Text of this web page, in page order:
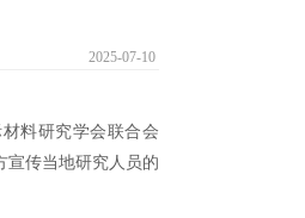
2025-07-10
料研究学会联合会
宣传当地研究人员的